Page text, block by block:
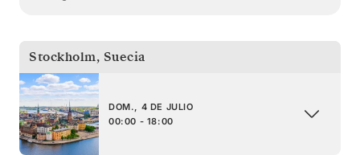
Stockholm, Suecia
DOM., 4 DE JULIO
00:00 - 18:00